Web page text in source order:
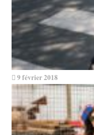
9 février 2018